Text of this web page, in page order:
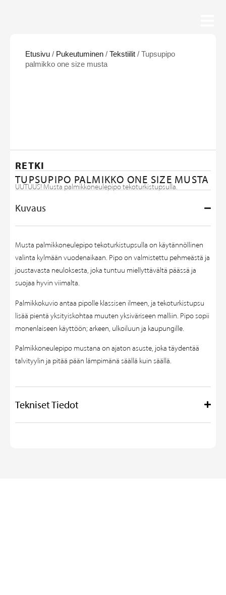
Etusivu / Pukeutuminen / Tekstiilit / Tupsupipo
palmikko one size musta
RETKI
TUPSUPIPO PALMIKKO ONE SIZE MUSTA
UUTUUS! Musta palmikkoneulepipo tekoturkistupsulla.
Kuvaus
Musta palmikkoneulepipo tekoturkistupsulla on käytännöllinen
valinta kylmään vuodenaikaan. Pipo on valmistettu pehmeästä ja
joustavasta neuloksesta, joka tuntuu miellyttävältä päässä ja
suojaa hyvin viimalta.
Palmikkokuvio antaa pipolle klassisen ilmeen, ja tekoturkistupsu
lisää pientä yksityiskohtaa muuten yksiväriseen malliin. Pipo sopii
monenlaiseen käyttöön; arkeen, ulkoiluun ja kaupungille.
Palmikkoneulepipo mustana on ajaton asuste, joka täydentää
talvityylin ja pitää pään lämpimänä säällä kuin säällä.
Tekniset Tiedot